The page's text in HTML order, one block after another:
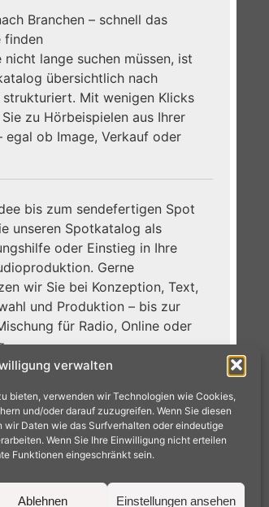
verwalten
bieten, verwenden wir Technologien wie Cookies,
und/oder darauf zuzugreifen. Wenn Sie diesen
wir Daten wie das Surfverhalten oder eindeutige
Wenn Sie Ihre Einwilligung nicht erteilen
Funktionen eingeschränkt sein.
Ablehnen Einstellungen ansehen
Branchen – schnell das
finden
nicht lange suchen müssen, ist
übersichtlich nach
strukturiert. Mit wenigen Klicks
zu Hörbeispielen aus Ihrer
egal ob Image, Verkauf oder
bis zum sendefertigen Spot
unseren Spotkatalog als
oder Einstieg in Ihre
Gerne
wir Sie bei Konzeption, Text,
und Produktion – bis zur
für Radio, Online oder
→
9575240 ·
mail@radioproduktion.de